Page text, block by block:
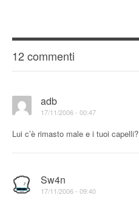
12 commenti
adb
17/11/2006 - 00:47
Lui c’è rimasto male e i tuoi capelli?
Sw4n
17/11/2006 - 09:40